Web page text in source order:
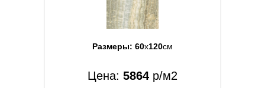
Размеры: 60x120см
Цена: 5864 р/м2